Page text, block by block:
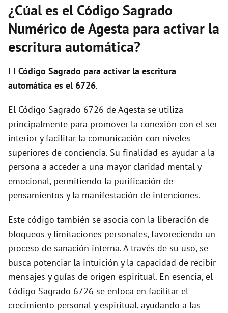
¿Cúal es el Código Sagrado
Numérico de Agesta para activar la
escritura automática?
El Código Sagrado para activar la escritura
automática es el 6726.
El Código Sagrado 6726 de Agesta se utiliza
principalmente para promover la conexión con el ser
interior y facilitar la comunicación con niveles
superiores de conciencia. Su finalidad es ayudar a la
persona a acceder a una mayor claridad mental y
emocional, permitiendo la purificación de
pensamientos y la manifestación de intenciones.
Este código también se asocia con la liberación de
bloqueos y limitaciones personales, favoreciendo un
proceso de sanación interna. A través de su uso, se
busca potenciar la intuición y la capacidad de recibir
mensajes y guías de origen espiritual. En esencia, el
Código Sagrado 6726 se enfoca en facilitar el
crecimiento personal y espiritual, ayudando a las